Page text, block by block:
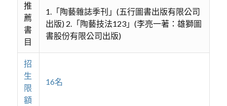
推
薦
書
目
1.「陶藝雜誌季刊」(五行圖書出版有限公司
出版) 2.「陶藝技法123」(李亮一著：雄獅圖
書股份有限公司出版)
招
生
限
額
16名